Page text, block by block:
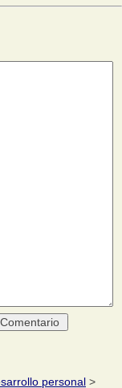
personal >